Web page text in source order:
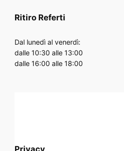
Ritiro Referti
Dal lunedì al venerdì:
dalle 10:30 alle 13:00
dalle 16:00 alle 18:00